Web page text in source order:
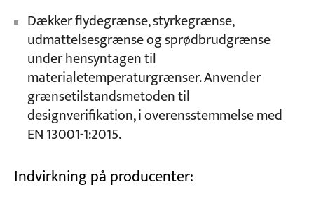
Dækker flydegrænse, styrkegrænse,
udmattelsesgrænse og sprødbrudgrænse
under hensyntagen til
materialetemperaturgrænser. Anvender
grænsetilstandsmetoden til
designverifikation, i overensstemmelse med
EN 13001-1:2015.
Indvirkning på producenter: